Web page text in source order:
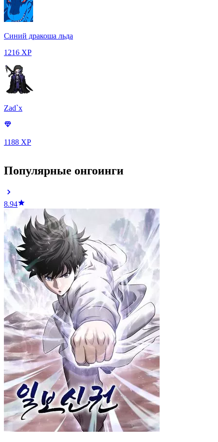
Синий дракоша льда
1216 XP
Zad`x
1188 XP
Популярные онгоинги
8.94